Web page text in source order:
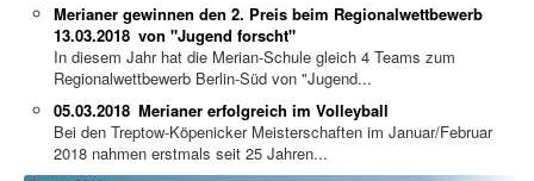
Merianer gewinnen den 2. Preis beim Regionalwettbewerb
von "Jugend forscht"
13.03.2018
In diesem Jahr hat die Merian-Schule gleich 4 Teams zum
Regionalwettbewerb Berlin-Süd von "Jugend...
Merianer erfolgreich im Volleyball
05.03.2018
Bei den Treptow-Köpenicker Meisterschaften im Januar/Februar
2018 nahmen erstmals seit 25 Jahren...